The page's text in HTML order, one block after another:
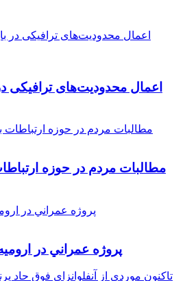
اعمال محدودیت‌های ترافیکی
مطالبات مردم در حوزه
247 پروژه عمراني در